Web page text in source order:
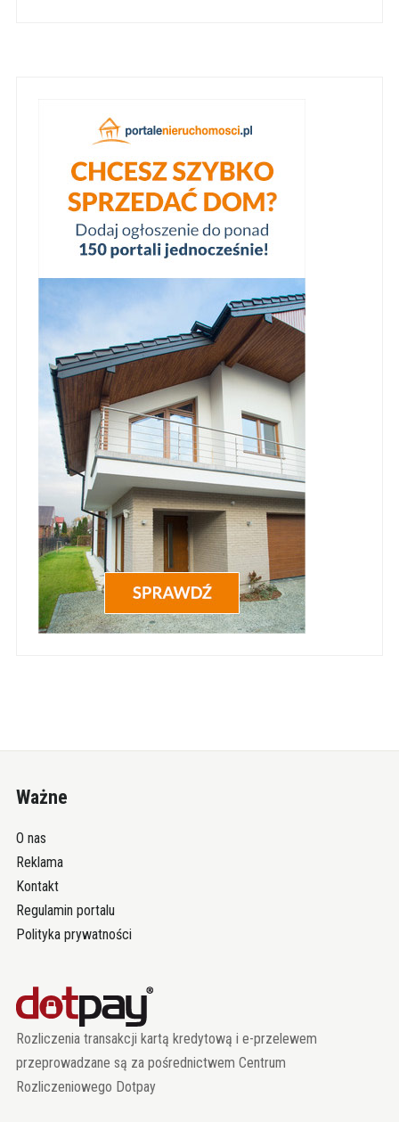
Ważne
O nas
Reklama
Kontakt
Regulamin portalu
Polityka prywatności
Rozliczenia transakcji kartą kredytową i e-przelewem
przeprowadzane są za pośrednictwem Centrum
Rozliczeniowego Dotpay